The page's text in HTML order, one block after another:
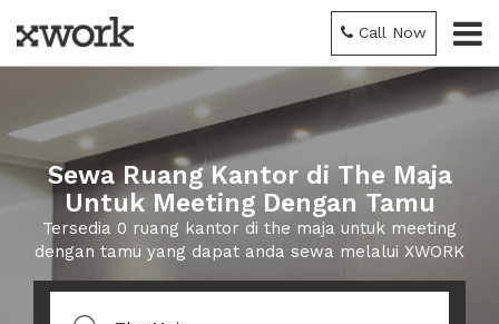
Call Now
Sewa Ruang Kantor di The Maja
Untuk Meeting Dengan Tamu
Tersedia 0 ruang kantor di the maja untuk meeting
dengan tamu yang dapat anda sewa melalui XWORK